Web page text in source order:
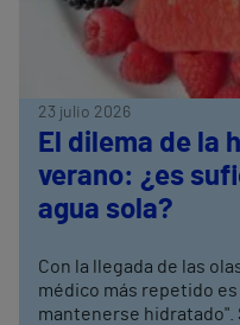
23 julio 2026
El dilema de la
verano: ¿es
agua sola?
Con la llegada de las
médico más repetido
mantenerse hidratado".